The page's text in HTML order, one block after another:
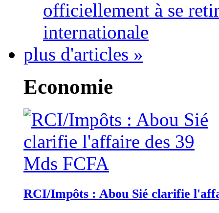
officiellement à se
internationale
plus d'articles »
Economie
RCI/Impôts : Abou Sié clarifie